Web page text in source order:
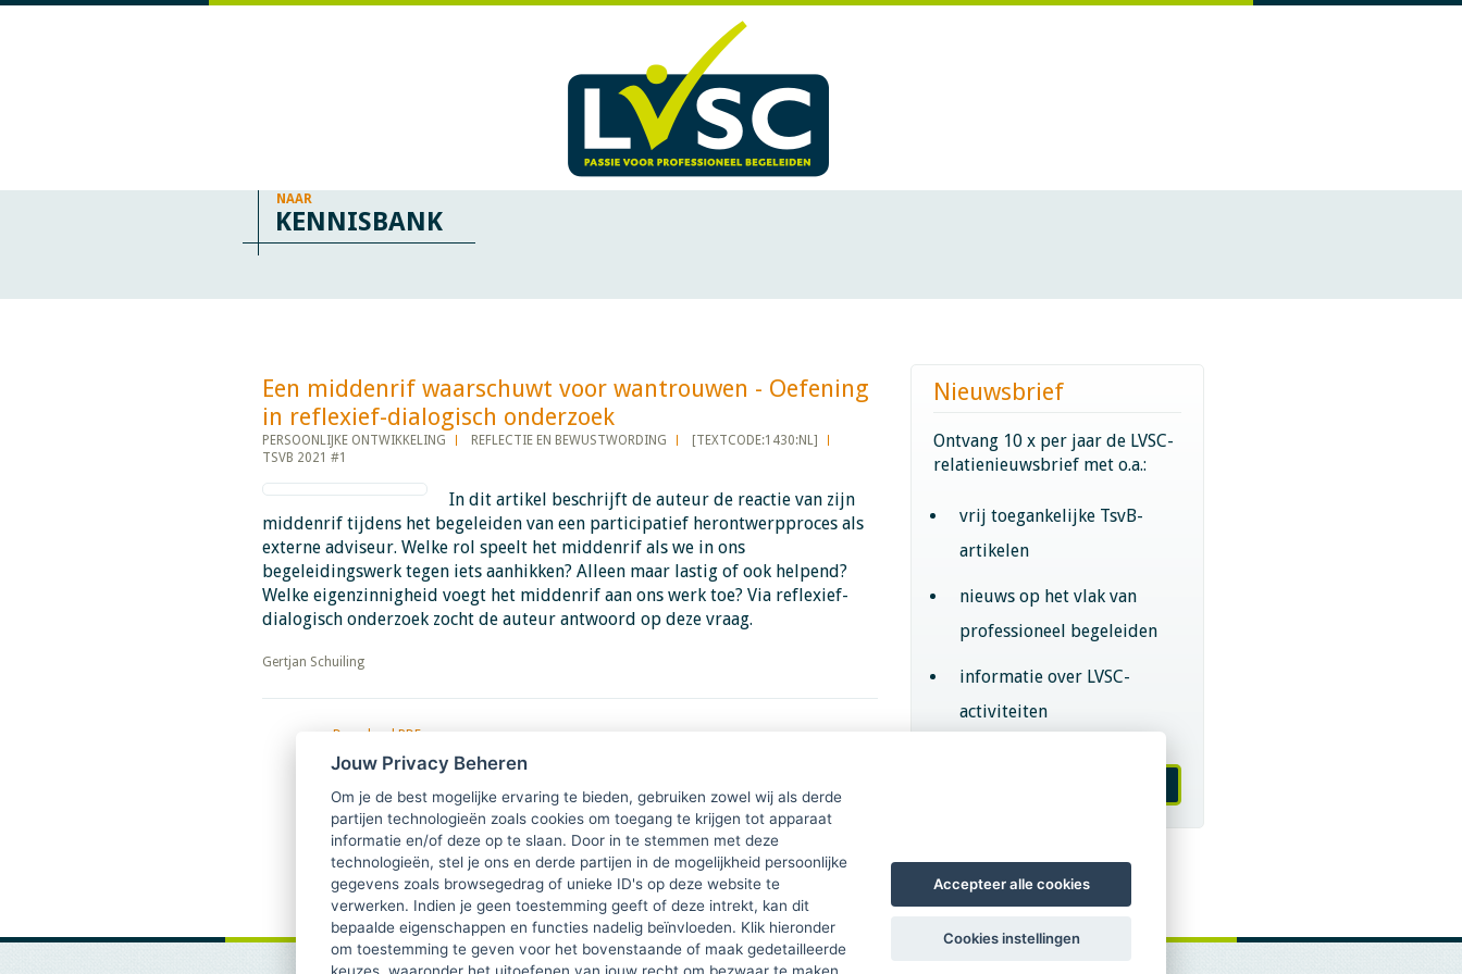
NAAR
KENNISBANK
Een middenrif waarschuwt voor wantrouwen - Oefening
in reflexief-dialogisch onderzoek​​​​​​
PERSOONLIJKE ONTWIKKELING REFLECTIE EN BEWUSTWORDING
[TEXTCODE:1430:NL]
TSVB 2021 #1
In dit artikel beschrijft de auteur de reactie van zijn
middenrif tijdens het begeleiden van een participatief herontwerpproces als
externe adviseur. Welke rol speelt het middenrif als we in ons
begeleidingswerk tegen iets aanhikken? Alleen maar lastig of ook helpend?
Welke eigenzinnigheid voegt het middenrif aan ons werk toe? Via reflexief-
dialogisch onderzoek zocht de auteur antwoord op deze vraag.
​​​​​​​Gertjan Schuiling
Download PDF
TsvB-2021-01-06 Een middenrif
waarschuwt voor wantrouwen
Nieuwsbrief
Ontvang 10 x per jaar de LVSC-
relatienieuwsbrief met o.a.:
vrij toegankelijke TsvB-
artikelen
nieuws op het vlak van
professioneel begeleiden
informatie over LVSC-
activiteiten
Jouw Privacy Beheren
Om je de best mogelijke ervaring te bieden, gebruiken zowel wij als derde
partijen technologieën zoals cookies om toegang te krijgen tot apparaat
informatie en/of deze op te slaan. Door in te stemmen met deze
technologieën, stel je ons en derde partijen in de mogelijkheid persoonlijke
gegevens zoals browsegedrag of unieke ID's op deze website te
verwerken. Indien je geen toestemming geeft of deze intrekt, kan dit
bepaalde eigenschappen en functies nadelig beïnvloeden. Klik hieronder
om toestemming te geven voor het bovenstaande of maak gedetailleerde
Accepteer alle cookies
Cookies instellingen